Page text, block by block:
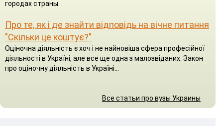
городах страны.
Про те, як і де знайти відповідь на вічне питання
"Скільки це коштує?"
Оціночна діяльність є хоч і не найновіша сфера професійної
діяльності в Україні, але все ще одна з малозвіданих. Закон
про оціночну діяльність в Україні...
Все статьи про вузы Украины